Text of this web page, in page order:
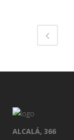
ALCALÁ, 366